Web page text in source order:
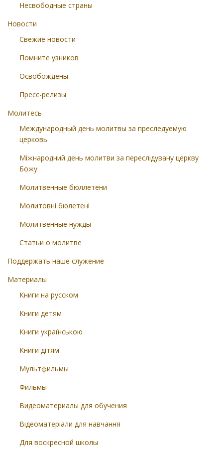
Несвободные страны
Новости
Свежие новости
Помните узников
Освобождены
Пресс-релизы
Молитесь
Международный день молитвы за преследуемую
церковь
Міжнародний день молитви за переслідувану церкву
Божу
Молитвенные бюллетени
Молитовні бюлетені
Молитвенные нужды
Статьи о молитве
Поддержать наше служение
Материалы
Книги на русском
Книги детям
Книги українською
Книги дітям
Мультфильмы
Фильмы
Видеоматериалы для обучения
Відеоматеріали для навчання
Для воскресной школы